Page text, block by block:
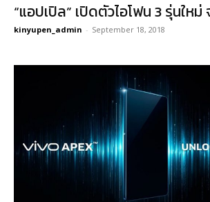
“แอปเปิล” เปิดตัวไอโฟน 3 รุ่นให
kinyupen_admin - September 18, 2018